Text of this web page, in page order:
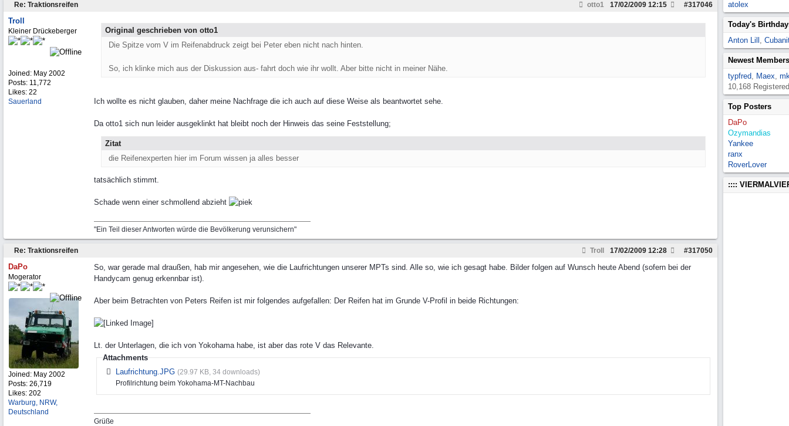
Re: Traktionsreifen otto1 #317046
17/02/2009 12:15
Troll
Kleiner Drückeberger
Joined: May 2002
Posts: 11,772
Likes: 22
Sauerland
Original geschrieben von otto1
Die Spitze vom V im Reifenabdruck zeigt bei Peter eben nicht nach hinten.
So, ich klinke mich aus der Diskussion aus- fahrt doch wie ihr wollt. Aber bitte nicht in meiner Nähe.
Ich wollte es nicht glauben, daher meine Nachfrage die ich auch auf diese Weise als beantwortet sehe.
Da otto1 sich nun leider ausgeklinkt hat bleibt noch der Hinweis das seine Feststellung;
Zitat
die Reifenexperten hier im Forum wissen ja alles besser
tatsächlich stimmt.
Schade wenn einer schmollend abzieht
"Ein Teil dieser Antworten würde die Bevölkerung verunsichern"
Re: Traktionsreifen Troll #317050
17/02/2009 12:28
DaPo
Mogerator
Joined: May 2002
Posts: 26,719
Likes: 202
Warburg, NRW,
Deutschland
So, war gerade mal draußen, hab mir angesehen, wie die Laufrichtungen unserer MPTs sind. Alle so, wie ich gesagt habe. Bilder folgen auf Wunsch heute Abend (sofern bei der
Handycam genug erkennbar ist).
Aber beim Betrachten von Peters Reifen ist mir folgendes aufgefallen: Der Reifen hat im Grunde V-Profil in beide Richtungen:
Lt. der Unterlagen, die ich von Yokohama habe, ist aber das rote V das Relevante.
Attachments
Laufrichtung.JPG (29.97 KB, 34 downloads)
Profilrichtung beim Yokohama-MT-Nachbau
Grüße
atolex
Today's
Anton Lill ,
Newest Members
typfred, Maex,
10,168
Top Posters
DaPo
Ozymandias
Yankee
ranx
RoverLover
::::